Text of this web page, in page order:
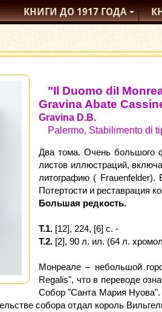
КНИГИ ДО 1917ГОДА
"Il Duomo diI
Gravina Abate
Gravina D.B.
Palermo, Stabilimento di
Два тома. Очень большого
листов иллюстраций,
литографию ( Frauenfelder).
Потертости и реставрация
Большая редкость.
T.1. [12], 224, [6] c. -
Т.2. [2], 90 л. ил. (64 л.
Монреале – небольшой
Regalis", что в переводе
Собор "Санта Мария Нуова".
собора отдал король